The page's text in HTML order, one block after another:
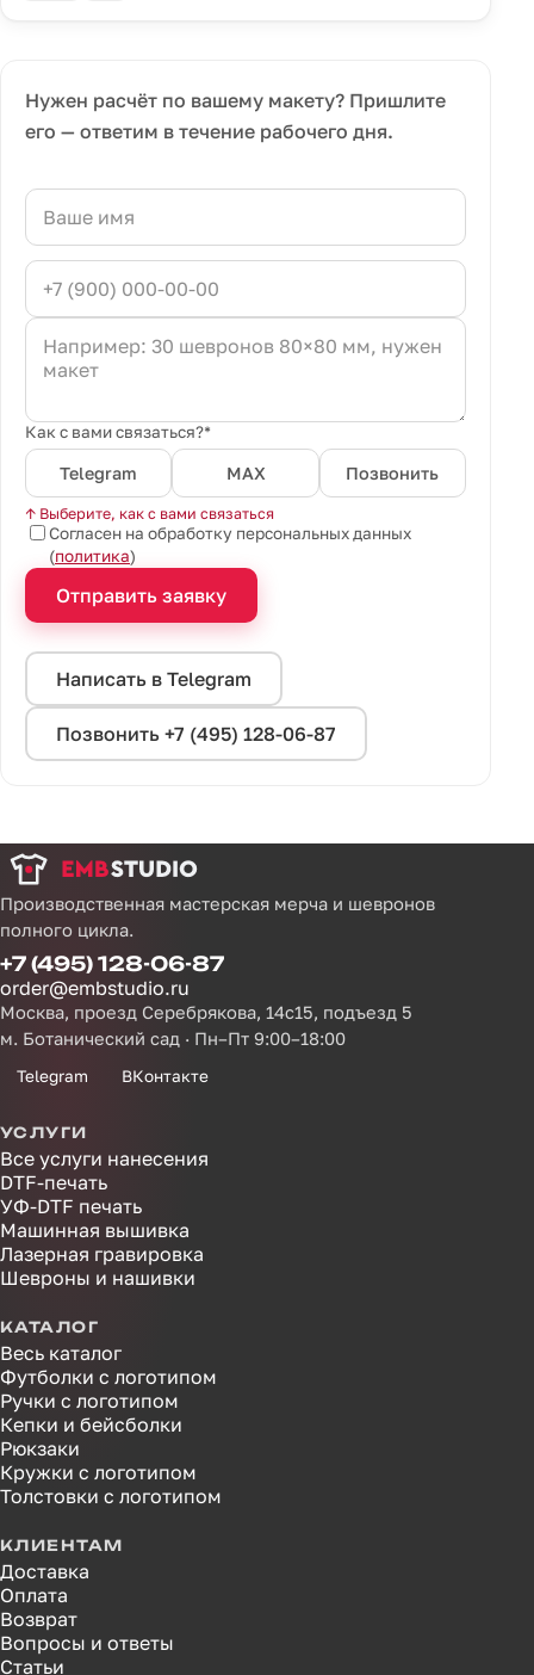
Нужен расчёт по вашему макету? Пришлите
его — ответим в течение рабочего дня.
Как с вами связаться?*
Telegram MAX Позвонить
↑ Выберите, как с вами связаться
Согласен на обработку персональных данных
(политика)
Отправить заявку
Написать в Telegram
Позвонить +7 (495) 128-06-87
Производственная мастерская мерча и шевронов
полного цикла.
+7 (495) 128-06-87
order@embstudio.ru
Москва, проезд Серебрякова, 14с15, подъезд 5
м. Ботанический сад · Пн–Пт 9:00–18:00
Telegram ВКонтакте
УСЛУГИ
Все услуги нанесения
DTF-печать
УФ-DTF печать
Машинная вышивка
Лазерная гравировка
Шевроны и нашивки
КАТАЛОГ
Весь каталог
Футболки с логотипом
Ручки с логотипом
Кепки и бейсболки
Рюкзаки
Кружки с логотипом
Толстовки с логотипом
КЛИЕНТАМ
Доставка
Оплата
Возврат
Вопросы и ответы
Статьи